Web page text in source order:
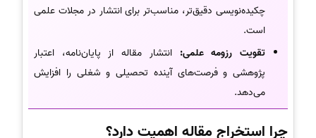
چکیده‌نویسی دقیق‌تر، مناسب‌تر برای انتشار در مجلات علمی
است.
تقویت رزومه علمی: انتشار مقاله از پایان‌نامه، اعتبار
پژوهشی و فرصت‌های آینده تحصیلی و شغلی را افزایش
می‌دهد.
چرا استخراج مقاله اهمیت دارد؟